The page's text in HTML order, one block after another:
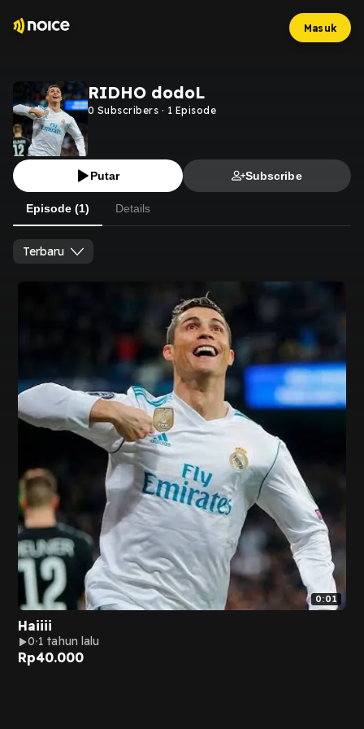
Masuk
RIDHO dodoL
0 Subscribers · 1 Episode
Putar Subscribe
Episode (1) Details
Terbaru
0:01
Haiiii
0 1 tahun lalu
Rp40.000